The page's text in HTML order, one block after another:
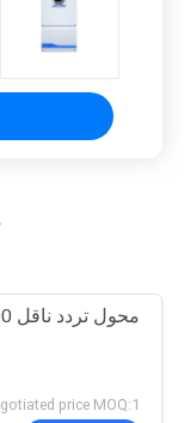
محول تردد ناقل 500 هرتز
price MOQ:1